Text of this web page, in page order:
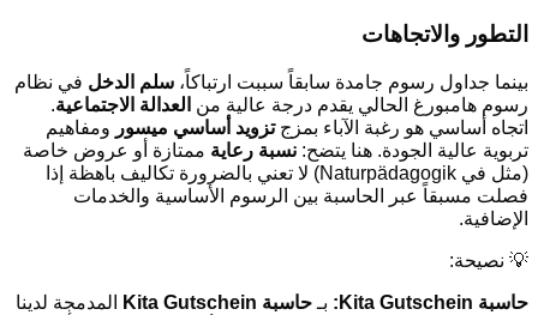
التطور والاتجاهات
بينما جداول رسوم جامدة سابقاً سببت ارتباكاً، سلم الدخل في نظام
رسوم هامبورغ الحالي يقدم درجة عالية من العدالة الاجتماعية.
اتجاه أساسي هو رغبة الآباء بمزجتزويد أساسي ميسور ومفاهيم
تربوية عالية الجودة. هنا يتضح: نسبة رعاية ممتازة أو عروض خاصة
(مثل في Naturpädagogik) لا تعني بالضرورة تكاليف باهظة إذا
فصلت مسبقاً عبر الحاسبة بين الرسوم الأساسية والخدمات
الإضافية.
💡 نصيحة:
حاسبة Kita Gutschein: بـ حاسبة Kita Gutschein
المدمجة لدينا